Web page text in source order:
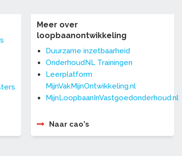
Meer over
loopbaanontwikkeling
Duurzame inzetbaarheid
OnderhoudNL Trainingen
Leerplatform
MijnVakMijnOntwikkeling.nl
MijnLoopbaanInVastgoedonderhoud.nl
Naar cao's